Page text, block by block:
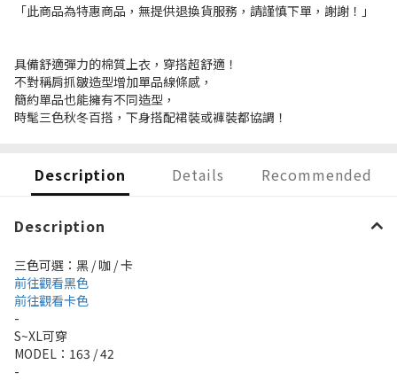
「此商品為特惠商品，無提供退換貨服務，請謹慎下單，謝謝！」
具備舒適彈力的棉質上衣，穿搭超舒適！
不對稱肩抓皺造型增加單品線條感，
簡約單品也能擁有不同造型，
時髦三色秋冬百搭，下身搭配裙裝或褲裝都協調！
Description Details Recommended
Description
三色可選：黑 / 咖 / 卡
前往觀看黑色
前往觀看卡色
-
S~XL可穿
MODEL：163 / 42
-